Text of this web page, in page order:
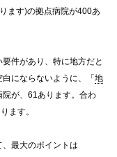
ます)の拠点病院が400あ
件があり、特に地方だと
にならないように、「地
院が、61あります。合わ
ます。
最大のポイントは